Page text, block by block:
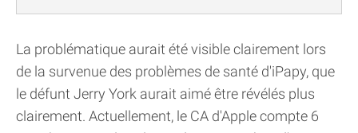
La problématique aurait été visible clairement lors
de la survenue des problèmes de santé d'iPapy, que
le défunt Jerry York aurait aimé être révélés plus
clairement. Actuellement, le CA d'Apple compte 6